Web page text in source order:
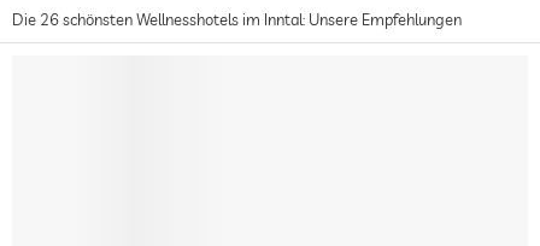
Die 26 schönsten Wellnesshotels im Inntal: Unsere Empfehlungen